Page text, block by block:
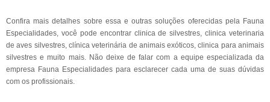
Confira mais detalhes sobre essa e outras soluções oferecidas pela Fauna
Especialidades, você pode encontrar clinica de silvestres, clinica veterinaria
de aves silvestres, clínica veterinária de animais exóticos, clinica para animais
silvestres e muito mais. Não deixe de falar com a equipe especializada da
empresa Fauna Especialidades para esclarecer cada uma de suas dúvidas
com os profissionais.